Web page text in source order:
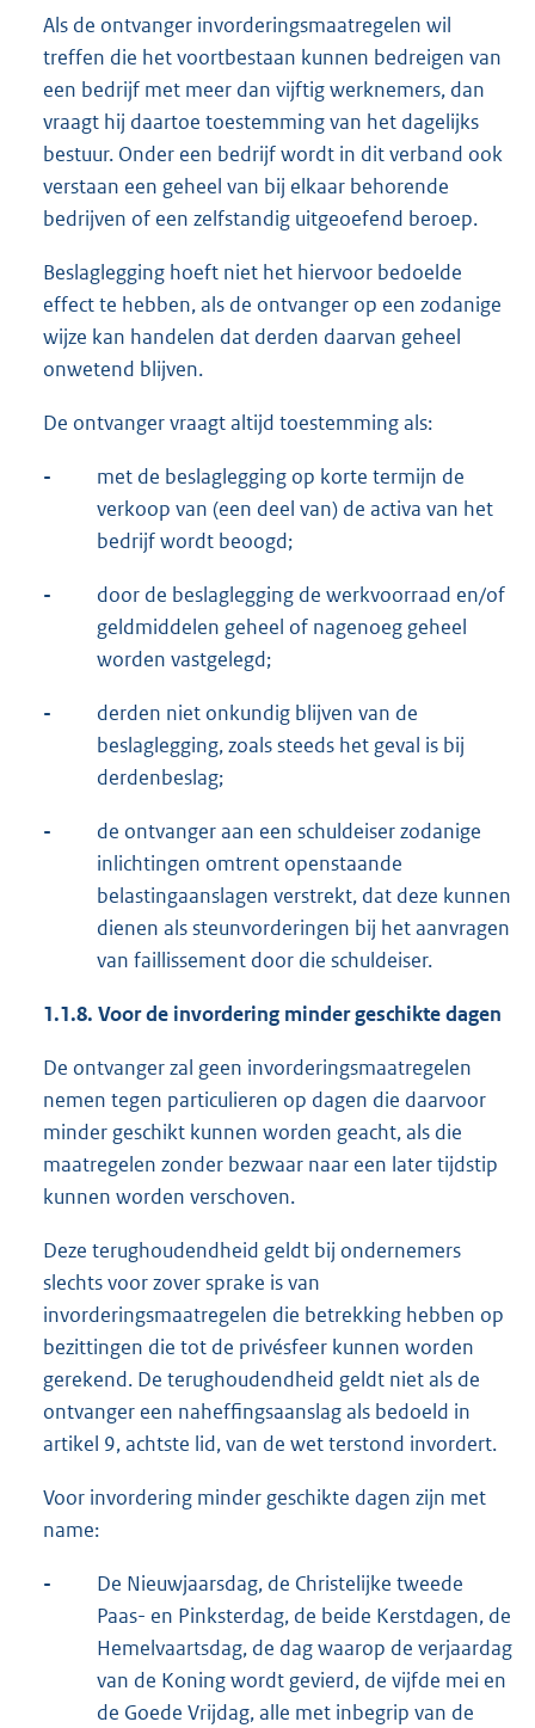
Als de ontvanger invorderingsmaatregelen wil
treffen die het voortbestaan kunnen bedreigen van
een bedrijf met meer dan vijftig werknemers, dan
vraagt hij daartoe toestemming van het dagelijks
bestuur. Onder een bedrijf wordt in dit verband ook
verstaan een geheel van bij elkaar behorende
bedrijven of een zelfstandig uitgeoefend beroep.
Beslaglegging hoeft niet het hiervoor bedoelde
effect te hebben, als de ontvanger op een zodanige
wijze kan handelen dat derden daarvan geheel
onwetend blijven.
De ontvanger vraagt altijd toestemming als:
-
met de beslaglegging op korte termijn de
verkoop van (een deel van) de activa van het
bedrijf wordt beoogd;
-
door de beslaglegging de werkvoorraad en/of
geldmiddelen geheel of nagenoeg geheel
worden vastgelegd;
-
derden niet onkundig blijven van de
beslaglegging, zoals steeds het geval is bij
derdenbeslag;
-
de ontvanger aan een schuldeiser zodanige
inlichtingen omtrent openstaande
belastingaanslagen verstrekt, dat deze kunnen
dienen als steunvorderingen bij het aanvragen
van faillissement door die schuldeiser.
1.1.8. Voor de invordering minder geschikte dagen
De ontvanger zal geen invorderingsmaatregelen
nemen tegen particulieren op dagen die daarvoor
minder geschikt kunnen worden geacht, als die
maatregelen zonder bezwaar naar een later tijdstip
kunnen worden verschoven.
Deze terughoudendheid geldt bij ondernemers
slechts voor zover sprake is van
invorderingsmaatregelen die betrekking hebben op
bezittingen die tot de privésfeer kunnen worden
gerekend. De terughoudendheid geldt niet als de
ontvanger een naheffingsaanslag als bedoeld in
artikel 9, achtste lid, van de wet terstond invordert.
Voor invordering minder geschikte dagen zijn met
name:
-
De Nieuwjaarsdag, de Christelijke tweede
Paas- en Pinksterdag, de beide Kerstdagen, de
Hemelvaartsdag, de dag waarop de verjaardag
van de Koning wordt gevierd, de vijfde mei en
de Goede Vrijdag, alle met inbegrip van de